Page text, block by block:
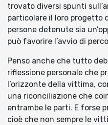
trovato diversi spunti
particolare il loro progetto
persone detenute sia
può favorire l’avvio di
Penso anche che tutto
riflessione personale che
l’orizzonte della vittima,
una riconciliazione che
entrambe le parti. E forse
cioè che non sempre le